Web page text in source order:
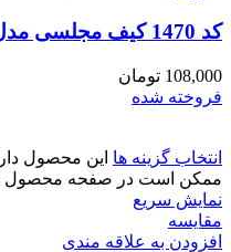
کد 1470 کیف مجلسی مدل دهنه سایز کوچک
108,000 تومان
فروخته شده
انتخاب گزینه ها این محصول
ممکن است در صفحه محصول
نمایش سریع
مقايسه
افزودن به علاقه مندی